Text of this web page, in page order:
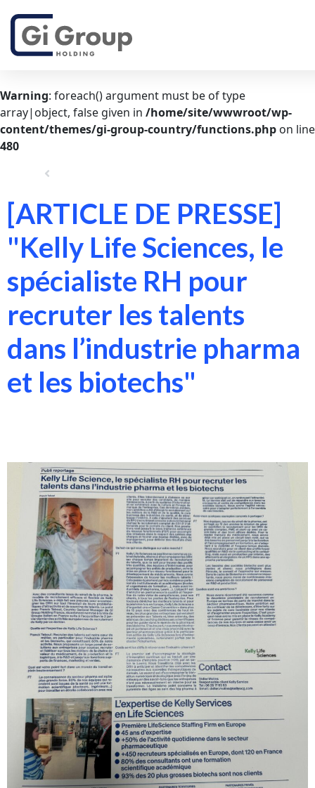
Warning: foreach() argument must be of type
array|object, false given in /home/site/wwwroot/wp-
content/themes/gi-group-country/functions.php on line
480
[ARTICLE DE PRESSE]
"Kelly Life Sciences, le
spécialiste RH pour
recruter les talents
dans l’industrie pharma
et les biotechs"